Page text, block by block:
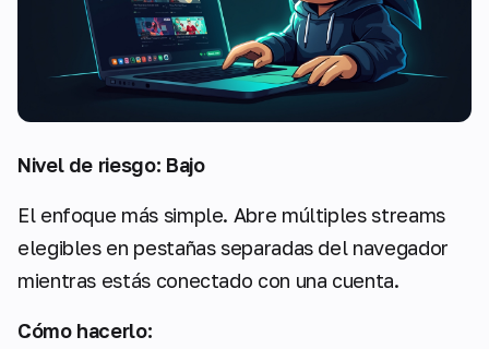
Nivel de riesgo: Bajo
El enfoque más simple. Abre múltiples streams
elegibles en pestañas separadas del navegador
mientras estás conectado con una cuenta.
Cómo hacerlo: